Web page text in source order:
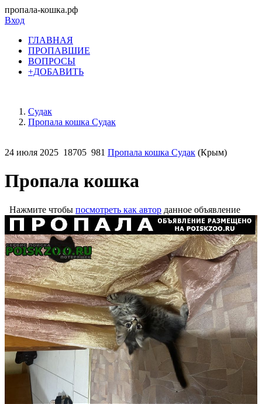
пропала-кошка.рф
Вход
ГЛАВНАЯ
ПРОПАВШИЕ
ВОПРОСЫ
+ДОБАВИТЬ
Судак
Пропала кошка Судак
24 июля 2025 18705 981 Пропала кошка Судак (Крым)
Пропала кошка
Нажмите чтобы посмотреть как автор данное объявление